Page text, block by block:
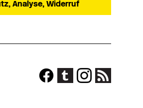
Analyse, Widerruf